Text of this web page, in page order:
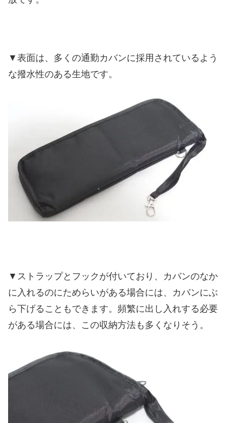
▼表面は、多くの通勤カバンに採用されているよう
な撥水性のある生地です。
▼ストラップとフックが付いており、カバンのなか
に入れるのにためらいがある場合には、カバンにぶ
ら下げることもできます。頻繁に出し入れする必要
がある場合には、この収納方法も多くなりそう。